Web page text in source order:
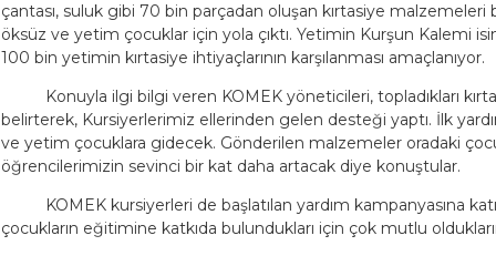
çantası, suluk gibi 70 bin parçadan oluşan kırtasiye malzemeleri
öksüz ve yetim çocuklar için yola çıktı. Yetimin Kurşun Kalemi
100 bin yetimin kırtasiye ihtiyaçlarının karşılanması amaçlanıyor.
Konuyla ilgi bilgi veren KOMEK yöneticileri, topladıkları
belirterek, Kursiyerlerimiz ellerinden gelen desteği yaptı. İlk
ve yetim çocuklara gidecek. Gönderilen malzemeler oradaki
öğrencilerimizin sevinci bir kat daha artacak diye konuştular.
KOMEK kursiyerleri de başlatılan yardım kampanyasına
çocukların eğitimine katkıda bulundukları için çok mutlu